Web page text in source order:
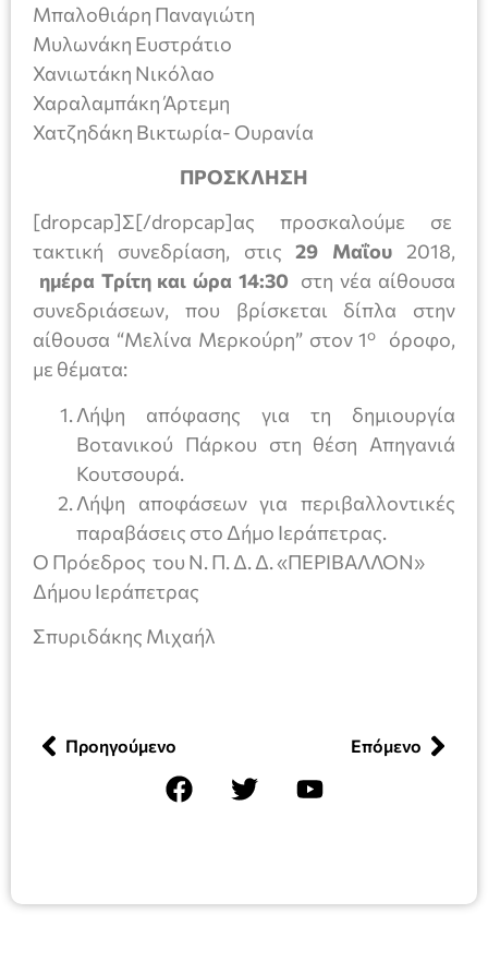
Μπαλοθιάρη Παναγιώτη
Μυλωνάκη Ευστράτιο
Χανιωτάκη Νικόλαο
Χαραλαμπάκη Άρτεμη
Χατζηδάκη Βικτωρία- Ουρανία
ΠΡΟΣΚΛΗΣΗ
[dropcap]Σ[/dropcap]ας προσκαλούμε σε
τακτική συνεδρίαση, στις29 Μαΐου 2018,
ημέρα Τρίτη και ώρα 14:30 στη νέα αίθουσα
συνεδριάσεων, που βρίσκεται δίπλα στην
αίθουσα “Μελίνα Μερκούρη” στον 1ο
όροφο,
με θέματα:
Λήψη απόφασης για τη δημιουργία
Βοτανικού Πάρκου στη θέση Απηγανιά
Κουτσουρά.
Λήψη αποφάσεων για περιβαλλοντικές
παραβάσεις στο Δήμο Ιεράπετρας.
Ο Πρόεδρος του Ν. Π. Δ. Δ. «ΠΕΡΙΒΑΛΛΟΝ»
Δήμου Ιεράπετρας
Σπυριδάκης Μιχαήλ
Προηγούμενο Επόμενο